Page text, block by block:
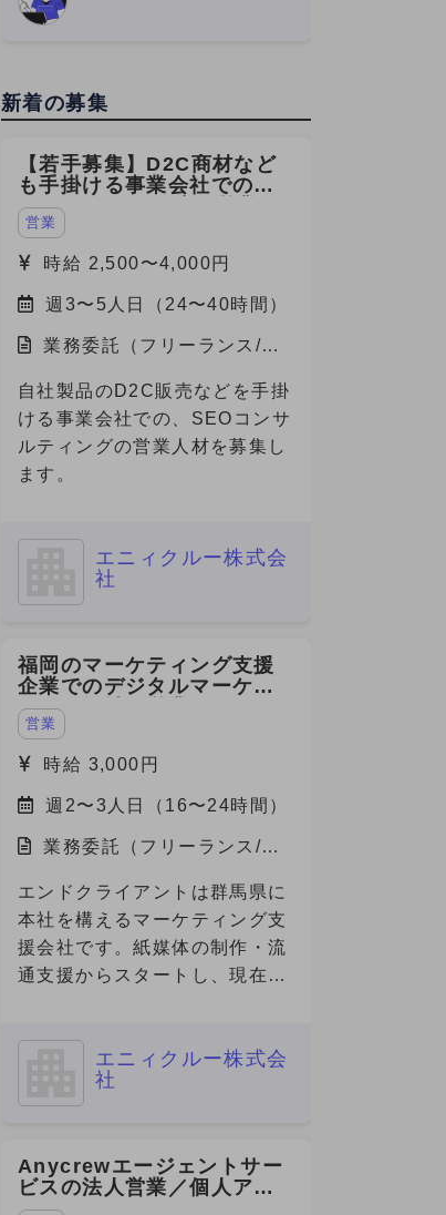
直すというような、わりと実務寄り
新着の募集
【若手募集】D2C商材など
も手掛ける事業会社での
SEOコンサルの法人営業を
募集
営業
時給 2,500〜4,000円
週3〜5人日（24〜40時間）
業務委託（フリーランス/副
自社製品のD2C販売などを手掛
ける事業会社での、SEOコンサ
ルティングの営業人材を募集し
ます。
エニィクルー株式会
社
福岡のマーケティング支援
企業でのデジタルマーケテ
ィング領域の営業・PM
営業
時給 3,000円
週2〜3人日（16〜24時間）
業務委託（フリーランス/副
エンドクライアントは群馬県に
本社を構えるマーケティング支
援会社です。紙媒体の制作・流
通支援からスタートし、現在は
フルファネルでのマーケティン
グ支援を展開しています。 今
域の営業・提案・実行体制を確
立すべく、立ち上げメンバーと
エニィクルー株式会
社
Anycrewエージェントサー
ビスの法人営業／個人アド
バイザー（RA・CA）